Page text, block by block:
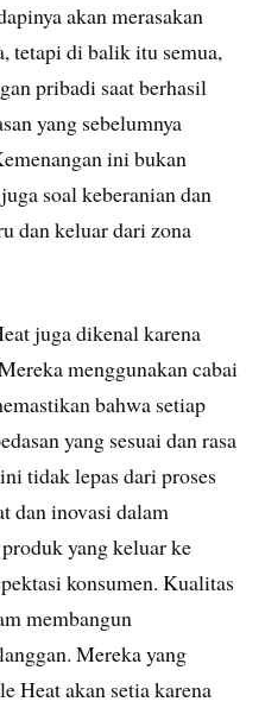
akan merasakan
tetapi di balik itu semua,
pribadi saat berhasil
yang sebelumnya
ini bukan
soal keberanian dan
dan keluar dari zona
juga dikenal karena
menggunakan cabai
bahwa setiap
yang sesuai dan rasa
tidak lepas dari proses
dan inovasi dalam
yang keluar ke
konsumen. Kualitas
membangun
Mereka yang
Heat akan setia karena